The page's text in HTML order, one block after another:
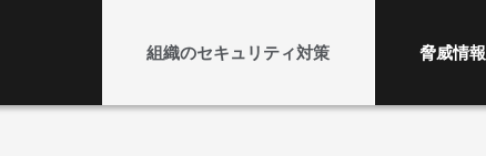
組織のセキュリティ対策 脅威情報